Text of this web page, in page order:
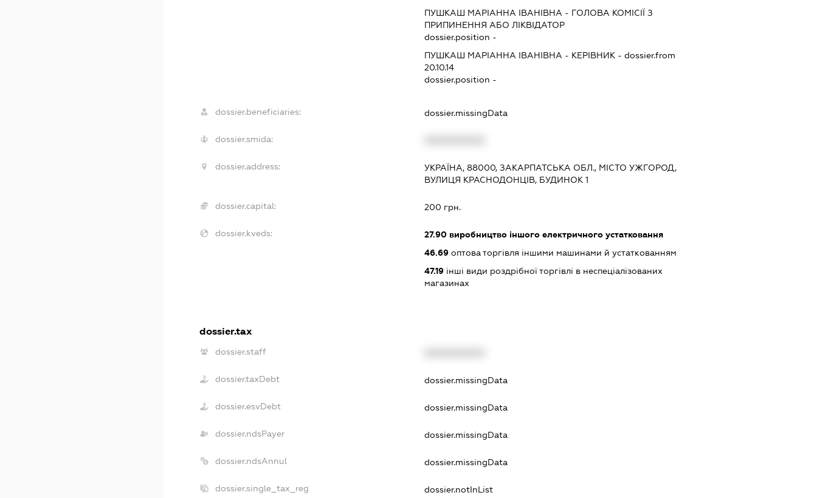
ПУШКАШ МАРІАННА ІВАНІВНА - ГОЛОВА КОМІСІЇ З
ПРИПИНЕННЯ АБО ЛІКВІДАТОР
dossier.position -
ПУШКАШ МАРІАННА ІВАНІВНА - КЕРІВНИК - dossier.from
20.10.14
dossier.position -
dossier.beneficiaries: dossier.missingData
dossier.smida:
dossier.address:
УКРАЇНА, 88000, ЗАКАРПАТСЬКА ОБЛ., МІСТО УЖГОРОД,
ВУЛИЦЯ КРАСНОДОНЦІВ, БУДИНОК 1
dossier.capital: 200 грн.
dossier.kveds: 27.90 виробництво іншого електричного устатковання
46.69 оптова торгівля іншими машинами й устаткованням
47.19 інші види роздрібної торгівлі в неспеціалізованих
магазинах
dossier.tax
dossier.staff
dossier.taxDebt dossier.missingData
dossier.esvDebt dossier.missingData
dossier.ndsPayer dossier.missingData
dossier.ndsAnnul dossier.missingData
dossier.single_tax_reg dossier.notInList